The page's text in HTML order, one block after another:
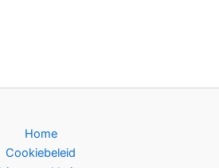
Home
Cookiebeleid